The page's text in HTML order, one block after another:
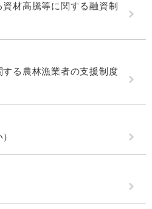
材高騰等に関する融資制
る農林漁業者の支援制度